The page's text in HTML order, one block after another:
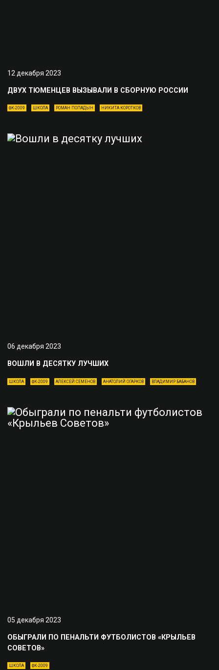
12 декабря 2023
ДВУХ ТЮМЕНЦЕВ ВЫЗЫВАЛИ В СБОРНУЮ РОССИИ
ФК-2009 ШКОЛА РОМАН ПОПАДЫН НИКИТА КОРОТКОВ
06 декабря 2023
ВОШЛИ В ДЕСЯТКУ ЛУЧШИХ
ШКОЛА ФК-2009 АЛЕКСЕЙ СЕМЕНОВ АНАТОЛИЙ ОГАРКОВ ВЛАДИМИР БАБАНОВ
05 декабря 2023
ОБЫГРАЛИ ПО ПЕНАЛЬТИ ФУТБОЛИСТОВ «КРЫЛЬЕВ
СОВЕТОВ»
ШКОЛА ФК-2009